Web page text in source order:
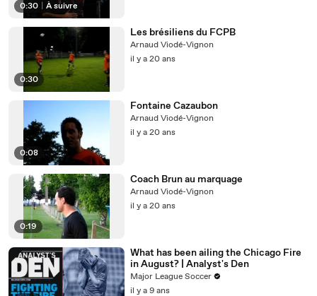
0:30 À suivre
0:30
Les brésiliens du FCPB
Arnaud Viodé-Vignon
il y a 20 ans
0:08
Fontaine Cazaubon
Arnaud Viodé-Vignon
il y a 20 ans
0:19
Coach Brun au marquage
Arnaud Viodé-Vignon
il y a 20 ans
What has been ailing the Chicago Fire
in August? | Analyst's Den
Major League Soccer
il y a 9 ans